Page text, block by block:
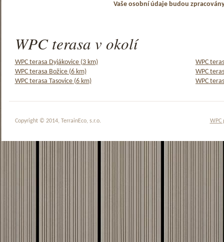
Vaše osobní údaje budou
WPC terasa v okolí
WPC terasa Dyjákovice (3 km)
WPC
WPC terasa Božice (6 km)
WPC
WPC terasa Tasovice (6 km)
WPC
WPC
Copyright © 2014, TerrainEco, s.r.o.